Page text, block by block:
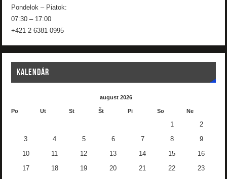
Pondelok – Piatok:
07:30 – 17:00
+421 2 6381 0995
KALENDÁR
august 2026
Po Ut St Št Pi So Ne
1 2
3 4 5 6 7 8 9
10 11 12 13 14 15 16
17 18 19 20 21 22 23